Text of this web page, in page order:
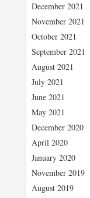
December 2021
November 2021
October 2021
September 2021
August 2021
July 2021
June 2021
May 2021
December 2020
April 2020
January 2020
November 2019
August 2019